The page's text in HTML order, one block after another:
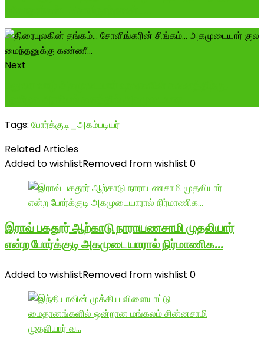
Next
Tags: போர்க்குடி_அகம்படியர்
Related Articles
Added to wishlistRemoved from wishlist 0
இராவ் பகதூர் ஆற்காடு நாராயணசாமி முதலியார்
என்ற போர்க்குடி அகமுடையாரால் நிர்மாணிக…
Added to wishlistRemoved from wishlist 0